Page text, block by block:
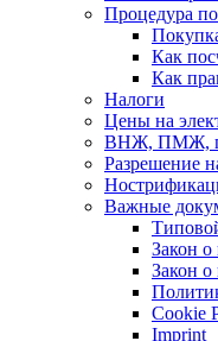
Процедура
Как
Как
Налоги
Цены на
ВНЖ, ПМЖ,
Разрешение
Важные
Закон
Закон
Cookie
Imprint